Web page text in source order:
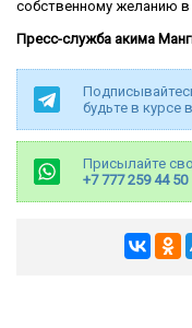
собственному желанию в
Пресс-служба акима
будьте в курсе
Присылайте
+7 777 259 44 50